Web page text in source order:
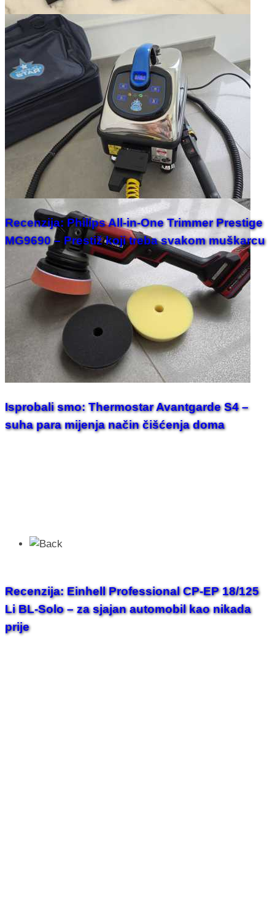
Recenzija: Philips All-in-One Trimmer Prestige
MG9690 – Prestiž koji treba svakom muškarcu
Isprobali smo: Thermostar Avantgarde S4 –
suha para mijenja način čišćenja doma
Recenzija: Einhell Professional CP-EP 18/125
Li BL-Solo – za sjajan automobil kao nikada
prije